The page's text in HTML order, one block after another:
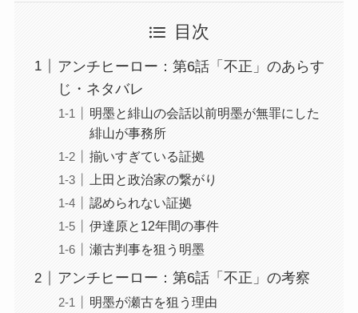
目次
アンチヒーロー：第6話「不正」のあらす
じ・ネタバレ
明墨と緋山の会話以前明墨が無罪にした
緋山が事務所
揃いすぎている証拠
上田と政治家の繋がり
認められない証拠
伊達原と12年間の事件
瀬古判事を狙う明墨
アンチヒーロー：第6話「不正」の考察
明墨が瀬古を狙う理由